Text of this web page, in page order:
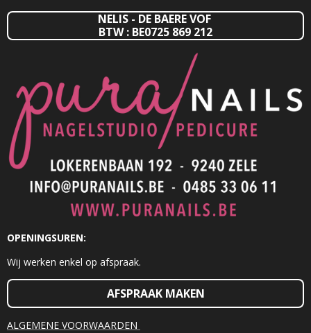
NELIS - DE BAERE VOF
BTW : BE0725 869 212
OPENINGSUREN:
Wij werken enkel op afspraak.
AFSPRAAK MAKEN
ALGEMENE VOORWAARDEN